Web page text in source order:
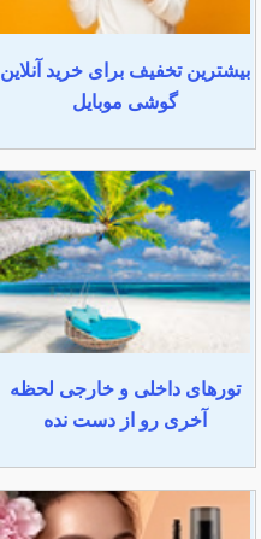
بیشترین تخفیف برای خرید آنلاین
گوشی موبایل
تورهای داخلی و خارجی لحظه
آخری رو از دست نده